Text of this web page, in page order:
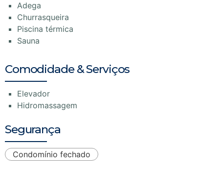
Adega
Churrasqueira
Piscina térmica
Sauna
Comodidade & Serviços
Elevador
Hidromassagem
Segurança
Condomínio fechado